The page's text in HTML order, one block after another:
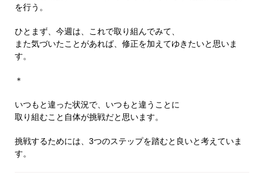
を行う。
ひとまず、今週は、これで取り組んでみて、
また気づいたことがあれば、修正を加えてゆきたいと思いま
す。
＊
いつもと違った状況で、いつもと違うことに
取り組むこと自体が挑戦だと思います。
挑戦するためには、3つのステップを踏むと良いと考えていま
す。